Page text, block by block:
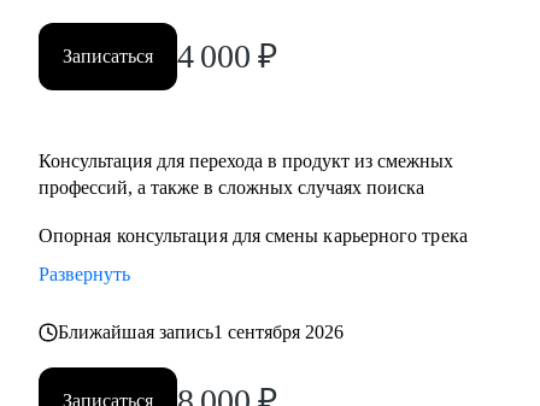
Записаться 4 000 ₽
Консультация для перехода в продукт из смежныx
профессий, а также в сложных случаях поиска
Опорная консультация для смены карьерного трека
Развернуть
Ближайшая запись1 сентября 2026
Записаться